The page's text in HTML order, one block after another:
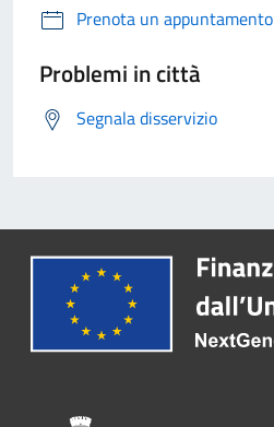
Prenota un appuntamento
Problemi in città
Segnala disservizio